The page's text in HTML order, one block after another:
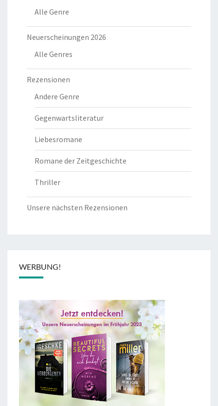
Alle Genre
Neuerscheinungen 2026
Alle Genres
Rezensionen
Andere Genre
Gegenwartsliteratur
Liebesromane
Romane der Zeitgeschichte
Thriller
Unsere nächsten Rezensionen
WERBUNG!